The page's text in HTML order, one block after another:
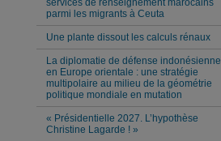
services de renseignement marocains
parmi les migrants à Ceuta
Une plante dissout les calculs rénaux
La diplomatie de défense indonésienne
en Europe orientale : une stratégie
multipolaire au milieu de la géométrie
politique mondiale en mutation
« Présidentielle 2027. L’hypothèse
Christine Lagarde ! »